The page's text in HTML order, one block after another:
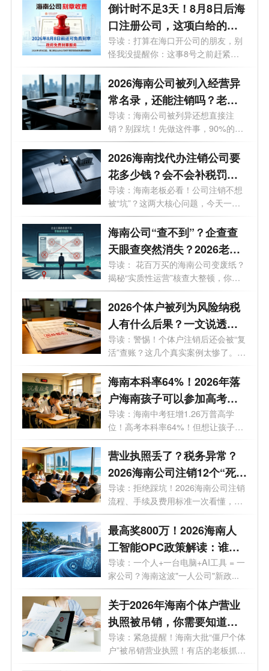
倒计时不足3天！8月8日后海
口注册公司，这项白给的福
利永远没了
导读：打算在海口开公司的朋友，别
怪我没提醒你：这事8号之前赶紧
办！倒...
2026海南公司被列入经营异
常名录，还能注销吗？老板
必看的自救指南！
导读：海南公司被列异还想直接注
销？别踩坑！先做这件事，90%的老
板都不知...
2026海南找代办注销公司要
花多少钱？会不会补税罚
款？海南最新注销避坑指
南！
导读：海南老板必看！公司注销不想
被“坑”？这两大核心问题，今天一次
说...
海南公司“查不到”？企查查
天眼查突然消失？2026老板
必看的工商屏蔽避坑与解除
指南！
导读： 花百万买的海南公司变废纸？
揭秘“实质性运营”核查大整顿，你
的...
2026个体户被列为风险纳税
人有什么后果？一文说透原
因与解除办法
导读：警惕！个体户注销后还会被“复
活”查账？这几个真实案例太惨了。
最...
海南本科率64%！2026年落
户海南孩子可以参加高考
吗？答案来了！
导读：海南中考狂增1.26万普高学
位！高考本科率64%！但想让孩子来
海南高考...
营业执照丢了？税务异常？
2026海南公司注销12个“死
结”一次性解开，海南老板速
藏！
导读：拒绝踩坑！2026海南公司注销
流程、手续及费用标准一次看懂，少
走弯...
最高奖800万！2026海南人
工智能OPC政策解读：谁可
以拿、能拿多少、怎么落
地？一文了解！
导读：一个人+一台电脑+AI工具 = 一
家公司？海南这波"一人公司"新政...
关于2026年海南个体户营业
执照被吊销，你需要知道的
10大问题
导读：紧急提醒！海南大批“僵尸个体
户”被吊销营业执照！有店的老板抓
紧...